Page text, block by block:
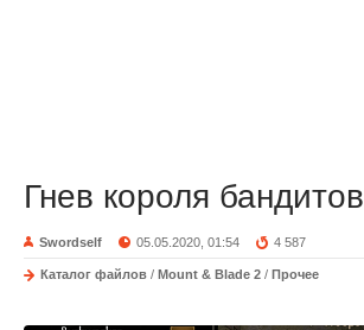
Гнев короля бандитов
Swordself 05.05.2020, 01:54 4 587
Каталог файлов / Mount & Blade 2 / Прочее